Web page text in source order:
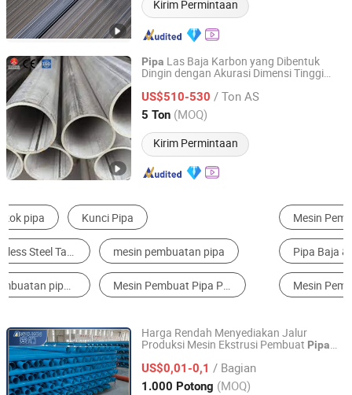
Kirim Permintaan
Pipa Las Baja Karbon yang Dibentuk
Dingin dengan Akurasi Dimensi Tinggi
Presisi
US$510-530 / Ton AS
5 Ton (MOQ)
Kirim Permintaan
Liaocheng Mingxing Pipe Manufacturing Co., Ltd.
Shandong, China Harga mulai 2024
Mesin Pembuat Pipa
Pipa Baja & Tabung Mesin Ekstrusi Plastik
Mesin Pembuat Produk Karet Gulungan & Strip Baja
Harga Rendah Menyediakan Jalur
Produksi Mesin Ekstrusi Pembuat Pipa
US$0,01-0,1 / Bagian
1.000 Potong (MOQ)
Hebei Anduan Technology Industry Co., Ltd.
Hebei, China Harga mulai 2025